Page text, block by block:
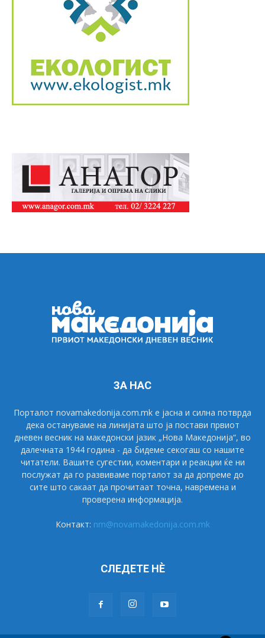
ЗА НАС
Порталот novamakedonija.com.mk е јасна и силна потврда
дека остануваме на линијата што ја постави првиот
дневен весник на македонски јазик „Нова Македонија“, во
далечната 1944 година - да бидеме секогаш со нашите
читатели. Вашите сугестии, коментари и реакции ќе ни
послужат да го развиваме порталот за да допреме до
сите што сакаат да прочитаат точна, навремена и
проверена информација.
Контакт: nm@novamakedonija.com.mk
СЛЕДЕТЕ НÈ